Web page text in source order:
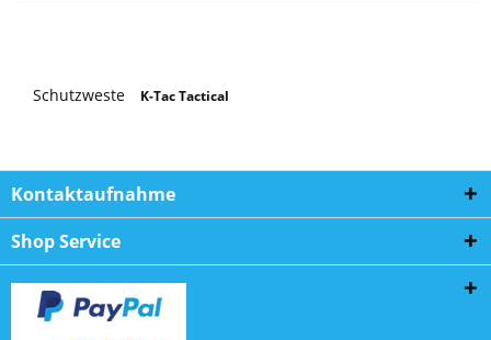
Schutzweste K-Tac Tactical
Kontaktaufnahme
Shop Service